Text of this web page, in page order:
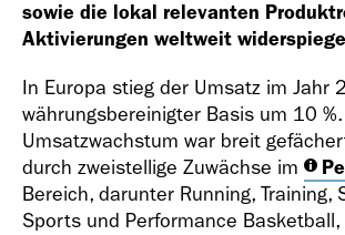
Geschäfts­bericht
2021
sowie die lokal relevanten
Aktivierungen weltweit
In Europa stieg der Umsatz im Jahr
währungsbereinigter Basis um 10
Umsatzwachstum war breit
durch zweistellige Zuwächse im
Bereich, darunter Running, Training,
Sports und Performance